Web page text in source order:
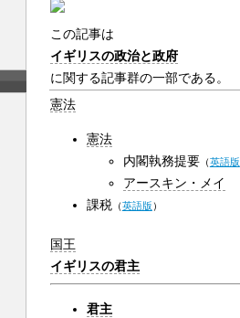
この記事は
イギリスの政治と政府
に関する記事群の一部である。
憲法
憲法
内閣執務提要（英語版
アースキン・メイ
課税（英語版）
国王
イギリスの君主
君主